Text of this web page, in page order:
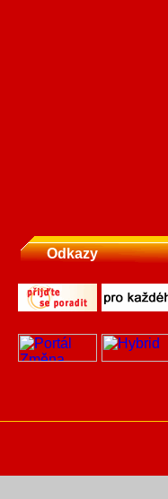
Odkazy